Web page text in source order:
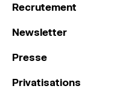
Recrutement
Newsletter
Presse
Privatisations